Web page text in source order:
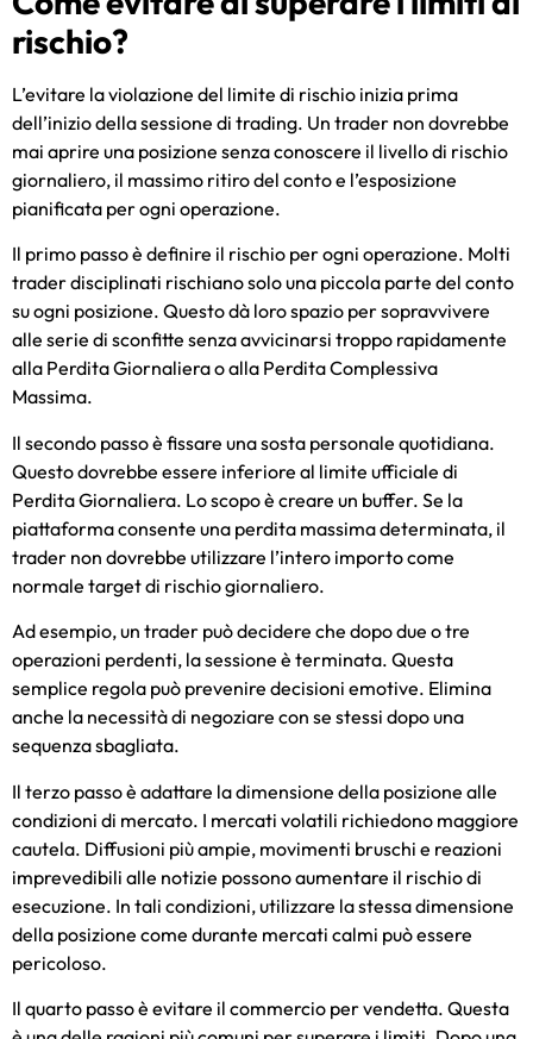
rischio?
L’evitare la violazione del limite di rischio inizia prima
dell’inizio della sessione di trading. Un trader non dovrebbe
mai aprire una posizione senza conoscere il livello di rischio
giornaliero, il massimo ritiro del conto e l’esposizione
pianificata per ogni operazione.
Il primo passo è definire il rischio per ogni operazione. Molti
trader disciplinati rischiano solo una piccola parte del conto
su ogni posizione. Questo dà loro spazio per sopravvivere
alle serie di sconfitte senza avvicinarsi troppo rapidamente
alla Perdita Giornaliera o alla Perdita Complessiva
Massima.
Il secondo passo è fissare una sosta personale quotidiana.
Questo dovrebbe essere inferiore al limite ufficiale di
Perdita Giornaliera. Lo scopo è creare un buffer. Se la
piattaforma consente una perdita massima determinata, il
trader non dovrebbe utilizzare l’intero importo come
normale target di rischio giornaliero.
Ad esempio, un trader può decidere che dopo due o tre
operazioni perdenti, la sessione è terminata. Questa
semplice regola può prevenire decisioni emotive. Elimina
anche la necessità di negoziare con se stessi dopo una
sequenza sbagliata.
Il terzo passo è adattare la dimensione della posizione alle
condizioni di mercato. I mercati volatili richiedono maggiore
cautela. Diffusioni più ampie, movimenti bruschi e reazioni
imprevedibili alle notizie possono aumentare il rischio di
esecuzione. In tali condizioni, utilizzare la stessa dimensione
della posizione come durante mercati calmi può essere
pericoloso.
Il quarto passo è evitare il commercio per vendetta. Questa